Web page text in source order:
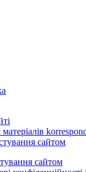
сайтом
сайтом